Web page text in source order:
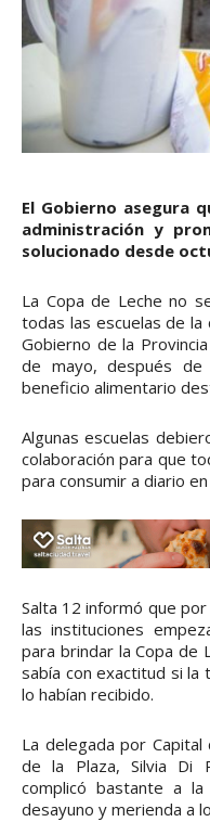
El Gobierno asegura
administración y
solucionado desde
La Copa de Leche no
todas las escuelas de la
Gobierno de la
de mayo, después
beneficio alimentario
Algunas escuelas
colaboración para que
para consumir a diario
Salta 12 informó que
las instituciones
para brindar la Copa de
sabía con exactitud si la
lo habían recibido.
La delegada por
de la Plaza, Silvia Di
complicó bastante a
desayuno y merienda a